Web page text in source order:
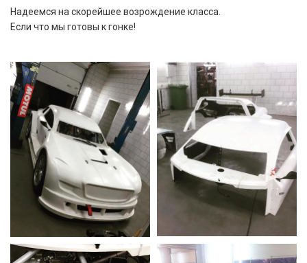
Надеемся на скорейшее возрождение класса.
Если что мы готовы к гонке!